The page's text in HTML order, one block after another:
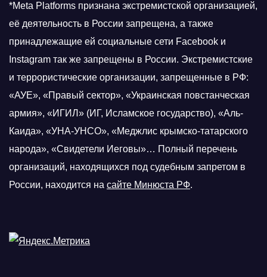
*Meta Platforms признана экстремистской организацией,
её деятельность в России запрещена, а также
принадлежащие ей социальные сети Facebook и
Instagram так же запрещены в России. Экстремистские
и террористические организации, запрещенные в РФ:
«АУЕ», «Правый сектор», «Украинская повстанческая
армия», «ИГИЛ» (ИГ, Исламское государство), «Аль-
Каида», «УНА-УНСО», «Меджлис крымско-татарского
народа», «Свидетели Иеговы»… Полный перечень
организаций, находящихся под судебным запретом в
России, находится на сайте Минюста РФ.